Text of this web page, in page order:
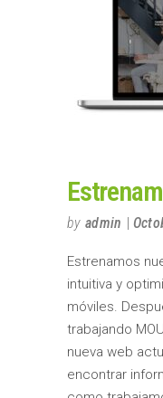
by admin
Estrenamos
intuitiva y
móviles.
trabajando
nueva web
encontrar